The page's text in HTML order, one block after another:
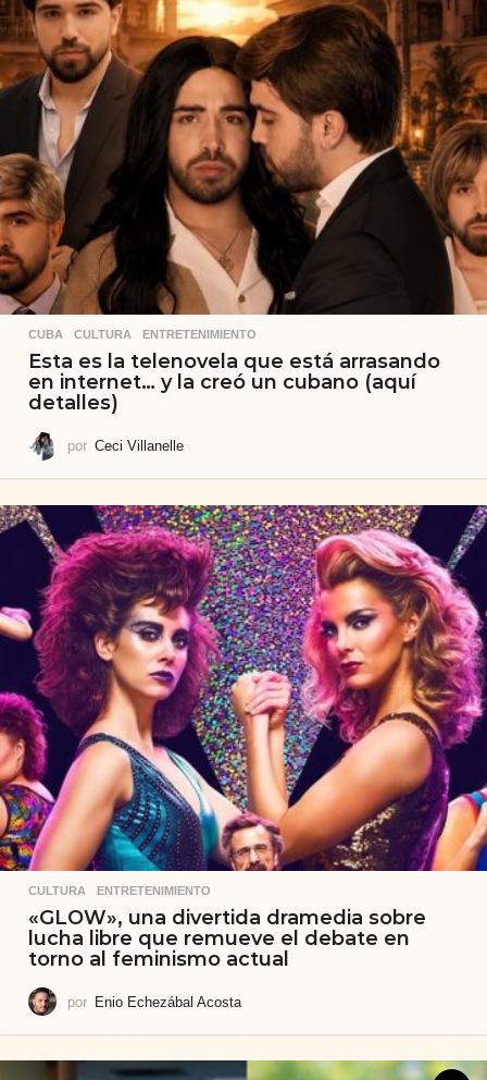
CUBA ,CULTURA ,ENTRETENIMIENTO
Esta es la telenovela que está arrasando
en internet… y la creó un cubano (aquí
detalles)
por Ceci Villanelle
CULTURA ,ENTRETENIMIENTO
«GLOW», una divertida dramedia sobre
lucha libre que remueve el debate en
torno al feminismo actual
por Enio Echezábal Acosta